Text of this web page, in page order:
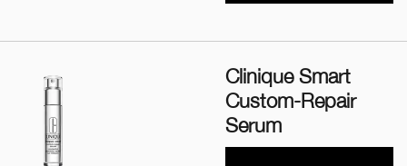
Clinique Smart
Custom-Repair
Serum